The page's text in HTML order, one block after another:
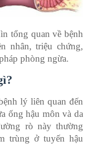
tổng quan về bệnh
nhân, triệu chứng,
phòng ngừa.
lý liên quan đến
ống hậu môn và da
rò này thường
trùng ở tuyến hậu